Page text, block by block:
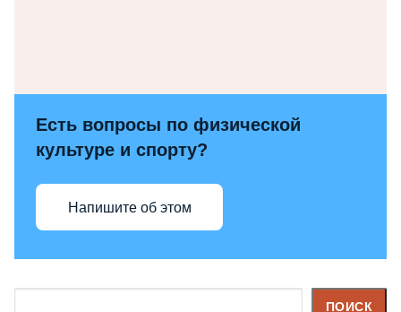
Есть вопросы по физической
культуре и спорту?
Напишите об этом
ПОИСК